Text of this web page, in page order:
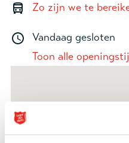
Zo zijn we te
Vandaag gesloten
Toon alle